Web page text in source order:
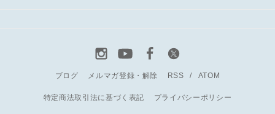
ブログ メルマガ登録・解除 RSS / ATOM
特定商法取引法に基づく表記 プライバシーポリシー